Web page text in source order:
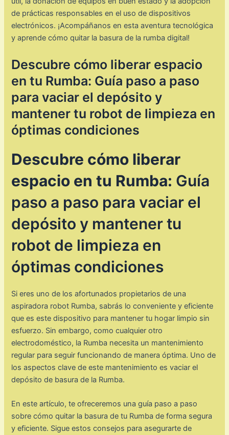
de prácticas responsables en el uso de dispositivos
electrónicos. ¡Acompáñanos en esta aventura tecnológica
y aprende cómo quitar la basura de la rumba digital!
Descubre cómo liberar espacio
en tu Rumba: Guía paso a paso
para vaciar el depósito y
mantener tu robot de limpieza en
óptimas condiciones
Descubre cómo liberar
espacio en tu Rumba: Guía
paso a paso para vaciar el
depósito y mantener tu
robot de limpieza en
óptimas condiciones
Si eres uno de los afortunados propietarios de una
aspiradora robot Rumba, sabrás lo conveniente y eficiente
que es este dispositivo para mantener tu hogar limpio sin
esfuerzo. Sin embargo, como cualquier otro
electrodoméstico, la Rumba necesita un mantenimiento
regular para seguir funcionando de manera óptima. Uno de
los aspectos clave de este mantenimiento es vaciar el
depósito de basura de la Rumba.
En este artículo, te ofreceremos una guía paso a paso
sobre cómo quitar la basura de tu Rumba de forma segura
y eficiente. Sigue estos consejos para asegurarte de